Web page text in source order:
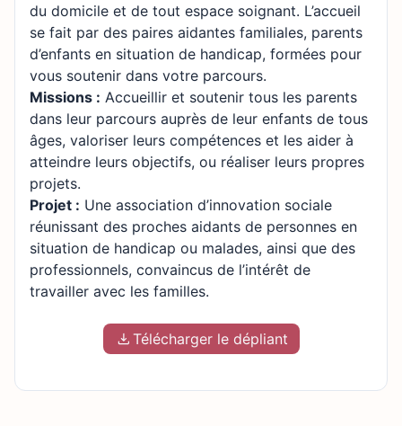
du domicile et de tout espace soignant. L’accueil
se fait par des paires aidantes familiales, parents
d’enfants en situation de handicap, formées pour
vous soutenir dans votre parcours.
Missions : Accueillir et soutenir tous les parents
dans leur parcours auprès de leur enfants de tous
âges, valoriser leurs compétences et les aider à
atteindre leurs objectifs, ou réaliser leurs propres
projets.
Projet : Une association d’innovation sociale
réunissant des proches aidants de personnes en
situation de handicap ou malades, ainsi que des
professionnels, convaincus de l’intérêt de
travailler avec les familles.
Télécharger le dépliant